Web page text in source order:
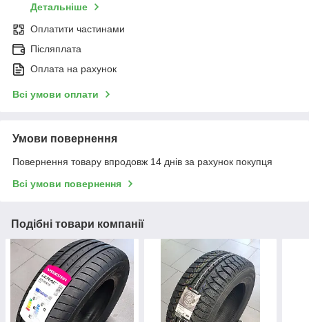
Детальніше
Оплатити частинами
Післяплата
Оплата на рахунок
Всі умови оплати
Умови повернення
Повернення товару впродовж 14 днів за рахунок покупця
Всі умови повернення
Подібні товари компанії